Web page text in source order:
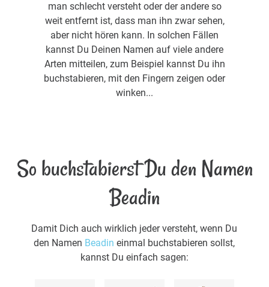
man schlecht versteht oder der andere so
weit entfernt ist, dass man ihn zwar sehen,
aber nicht hören kann. In solchen Fällen
kannst Du Deinen Namen auf viele andere
Arten mitteilen, zum Beispiel kannst Du ihn
buchstabieren, mit den Fingern zeigen oder
winken...
So buchstabierst Du den Namen
Beadin
Damit Dich auch wirklich jeder versteht, wenn Du
den Namen Beadin einmal buchstabieren sollst,
kannst Du einfach sagen: